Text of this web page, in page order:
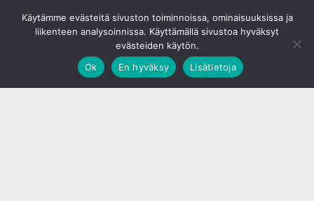
Käytämme evästeitä sivuston toiminnoissa, ominaisuuksissa ja
liikenteen analysoinnissa. Käyttämällä sivustoa hyväksyt
evästeiden käytön.
Ok
En hyväksy Lisätietoja